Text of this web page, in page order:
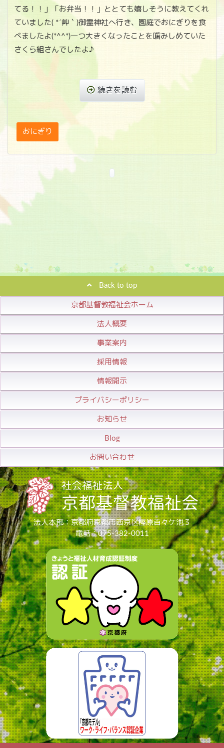
てる！！」「お弁当！！」ととても嬉しそうに教えてくれ
ていました( *´艸｀)御霊神社へ行き、園庭でおにぎりを食
べましたよ(*^^*)一つ大きくなったことを噛みしめていた
さくら組さんでしたよ♪
続きを読む
おにぎり
Back to top
京都基督教福祉会ホーム
法人概要
事業案内
採用情報
情報開示
プライバシーポリシー
お知らせ
Blog
お問い合わせ
法人本部：京都府京都市西京区樫原百々ケ池３
電話：075-382-0011